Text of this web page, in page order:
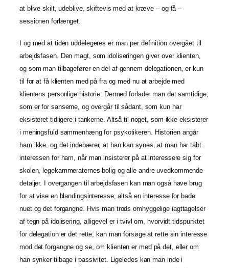
at blive skilt, udeblive, skiftevis med at kræve – og få –
sessionen forlænget.
I og med at tiden uddelegeres er man per definition overgået til
arbejdsfasen. Den magt, som idoliseringen giver over klienten,
og som man tilbagefører en del af gennem delegationen, er kun
til for at få klienten med på fra og med nu at arbejde med
klientens personlige historie. Dermed forlader man det samtidige,
som er for sanserne, og overgår til sådant, som kun har
eksisteret tidligere i tankerne. Altså til noget, som ikke eksisterer
i meningsfuld sammenhæng for psykotikeren. Historien angår
ham ikke, og det indebærer, at han kan synes, at man har tabt
interessen for ham, når man insisterer på at interessere sig for
skolen, legekammeraternes bolig og alle andre uvedkommende
detaljer. I overgangen til arbejdsfasen kan man også have brug
for at vise en blandingsinteresse, altså en interesse for bade
nuet og det forgangne. Hvis man trods omhyggelige iagttagelser
af tegn på idolisering, alligevel er i tvivl om, hvorvidt tidspunktet
for delegation er det rette, kan man forsøge at rette sin interesse
mod det forgangne og se, om klienten er med på det, eller om
han synker tilbage i passivitet. Ligeledes kan man inde i